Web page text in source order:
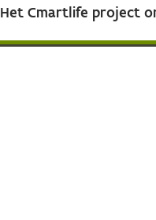
Het Cmartlife project